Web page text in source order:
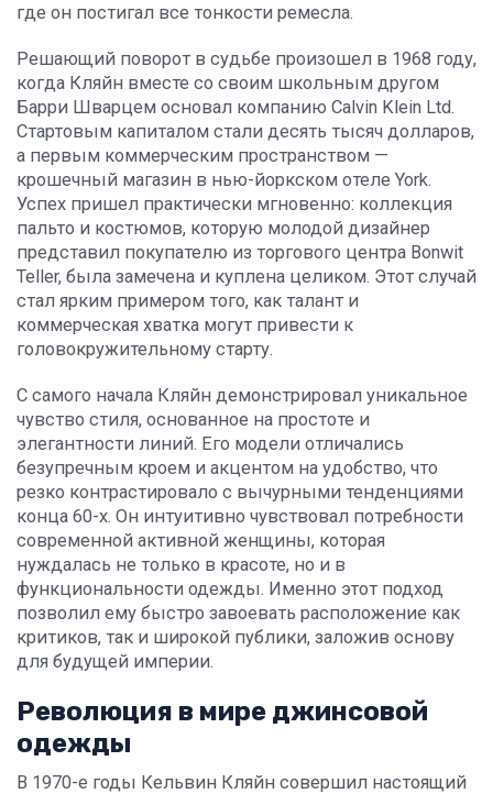
где он постигал все тонкости ремесла.
Решающий поворот в судьбе произошел в 1968 году,
когда Кляйн вместе со своим школьным другом
Барри Шварцем основал компанию Calvin Klein Ltd.
Стартовым капиталом стали десять тысяч долларов,
а первым коммерческим пространством —
крошечный магазин в нью-йоркском отеле York.
Успех пришел практически мгновенно: коллекция
пальто и костюмов, которую молодой дизайнер
представил покупателю из торгового центра Bonwit
Teller, была замечена и куплена целиком. Этот случай
стал ярким примером того, как талант и
коммерческая хватка могут привести к
головокружительному старту.
С самого начала Кляйн демонстрировал уникальное
чувство стиля, основанное на простоте и
элегантности линий. Его модели отличались
безупречным кроем и акцентом на удобство, что
резко контрастировало с вычурными тенденциями
конца 60-х. Он интуитивно чувствовал потребности
современной активной женщины, которая
нуждалась не только в красоте, но и в
функциональности одежды. Именно этот подход
позволил ему быстро завоевать расположение как
критиков, так и широкой публики, заложив основу
для будущей империи.
Революция в мире джинсовой
одежды
В 1970-е годы Кельвин Кляйн совершил настоящий